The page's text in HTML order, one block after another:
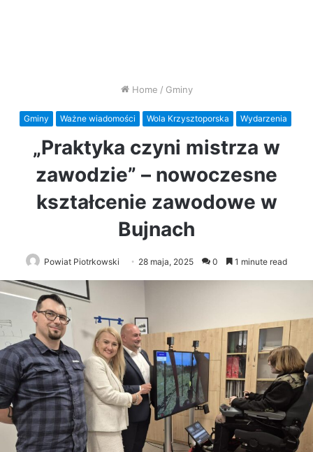
Home / Gminy
Gminy Ważne wiadomości Wola Krzysztoporska Wydarzenia
„Praktyka czyni mistrza w
zawodzie” – nowoczesne
kształcenie zawodowe w
Bujnach
Powiat Piotrkowski 28 maja, 2025 0 1 minute read